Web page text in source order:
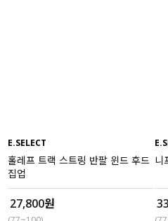
E.SELECT
홀레프 트랙 스트링 반팔 윈드 후드
집업
27,800원
니